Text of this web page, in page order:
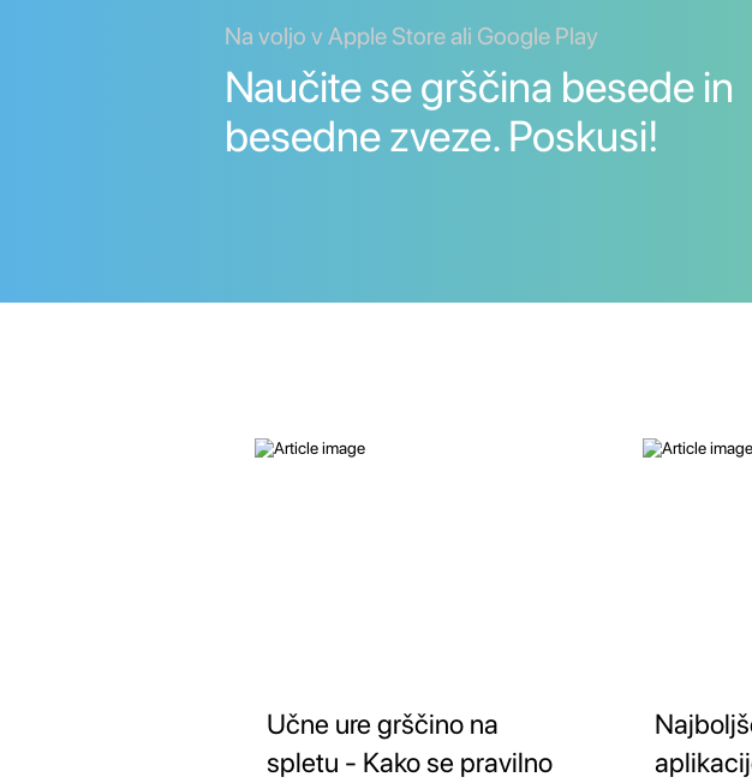
Na voljo v Apple Store ali Google Play
Naučite se grščina besede in
besedne zveze. Poskusi!
Učne ure grščino na
spletu - Kako se pravilno